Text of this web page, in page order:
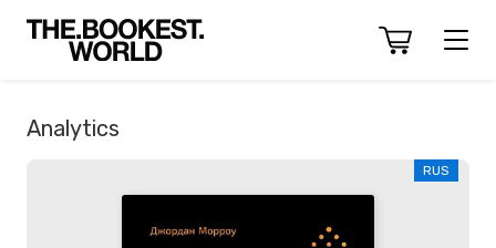
Analytics
RUS